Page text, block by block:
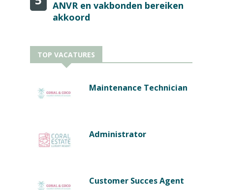
ANVR en vakbonden bereiken
akkoord
TOP VACATURES
Maintenance Technician
Administrator
Customer Succes Agent